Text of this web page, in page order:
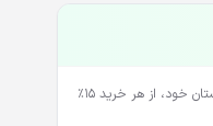
با معرفی این محصول به دوستان خود، از هر خرید ۱۵٪